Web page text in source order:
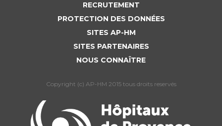
RECRUTEMENT
PROTECTION DES DONNÉES
SITES AP-HM
SITES PARTENAIRES
NOUS CONNAÎTRE
Copyright (c) AP-HM 2015 tous droits reservés